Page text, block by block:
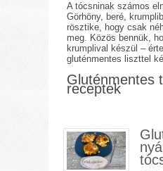
A tócsninak számos
Görhöny, beré,
rösztike, hogy csak
meg. Közös bennük,
krumplival készül –
gluténmentes liszttel
Gluténmentes
receptek